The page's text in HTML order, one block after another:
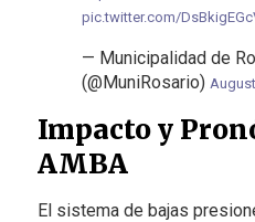
pic.twitter.com/
— Municipalidad de
(@MuniRosario)
Impacto y
AMBA
El sistema de bajas